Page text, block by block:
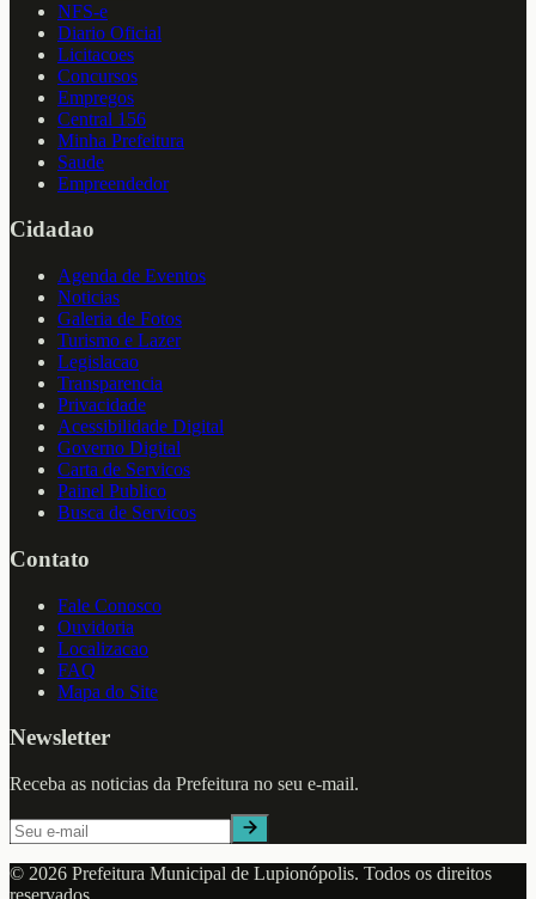
NFS-e
Diario Oficial
Licitacoes
Concursos
Empregos
Central 156
Minha Prefeitura
Saude
Empreendedor
Cidadao
Agenda de Eventos
Noticias
Galeria de Fotos
Turismo e Lazer
Legislacao
Transparencia
Privacidade
Acessibilidade Digital
Governo Digital
Carta de Servicos
Painel Publico
Busca de Servicos
Contato
Fale Conosco
Ouvidoria
Localizacao
FAQ
Mapa do Site
Newsletter
Receba as noticias da Prefeitura no seu e-mail.
© 2026 Prefeitura Municipal de Lupionópolis. Todos os direitos
reservados.